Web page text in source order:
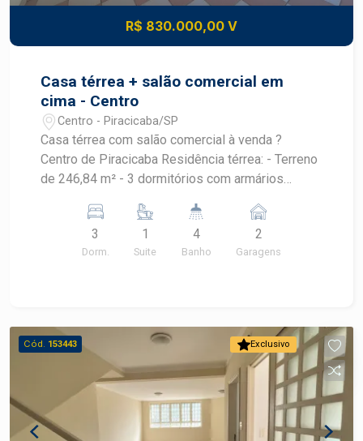
R$ 830.000,00 V
Casa térrea + salão comercial em
cima - Centro
Centro - Piracicaba/SP
Casa térrea com salão comercial à venda ?
Centro de Piracicaba Residência térrea: - Terreno
de 246,84 m² - 3 dormitórios com armários
de vidro temperado - Banheiros com box de vidro
temperado - Sala de estar espaçosa - Cozinha
com armários planejados - Despensa -
iluminado e climatizado - Copa de apoio -
Banheiro privativo Diferenciais: - Localização
estratégica no Centro de Piracicaba - Ideal para
integrar moradia e negócio em um só lugar
Agende sua visita com a equipe Chaves do
Imóvel!
3
Dorm.
1
Suite
4
Banho
2
Garagens
Exclusivo
Cód. 153443